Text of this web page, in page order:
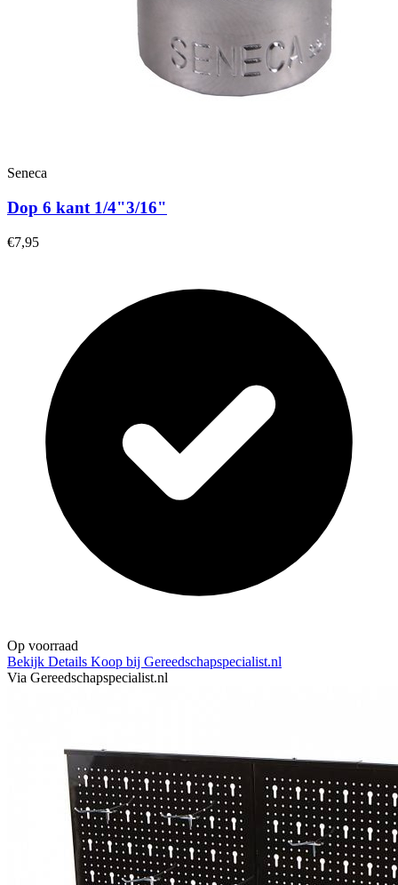
Seneca
Dop 6 kant 1/4"3/16"
€7,95
Op voorraad
Bekijk Details Koop bij Gereedschapspecialist.nl
Via Gereedschapspecialist.nl